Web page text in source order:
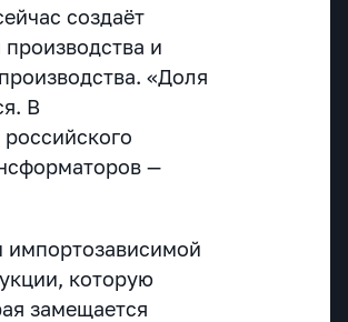
создаёт
и
«Доля
В
—
импортозависимой
которую
замещается